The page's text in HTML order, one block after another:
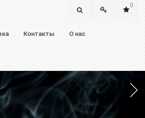
0
Контакты О нас